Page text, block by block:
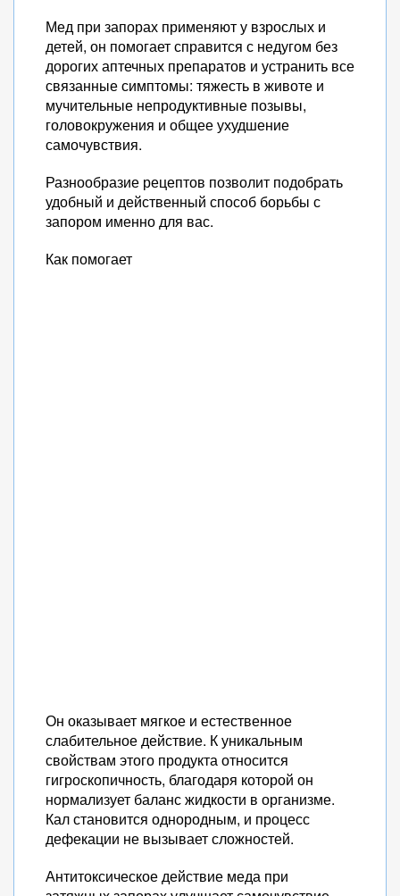
Мед при запорах применяют у взрослых и
детей, он помогает справится с недугом без
дорогих аптечных препаратов и устранить все
связанные симптомы: тяжесть в животе и
мучительные непродуктивные позывы,
головокружения и общее ухудшение
самочувствия.
Разнообразие рецептов позволит подобрать
удобный и действенный способ борьбы с
запором именно для вас.
Как помогает
Он оказывает мягкое и естественное
слабительное действие. К уникальным
свойствам этого продукта относится
гигроскопичность, благодаря которой он
нормализует баланс жидкости в организме.
Кал становится однородным, и процесс
дефекации не вызывает сложностей.
Антитоксическое действие меда при